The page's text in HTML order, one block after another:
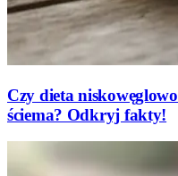
Czy dieta
ściema? Odkryj fakty!